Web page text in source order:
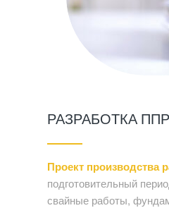
РАЗРАБОТКА
Проект производства
подготовительный
свайные работы,